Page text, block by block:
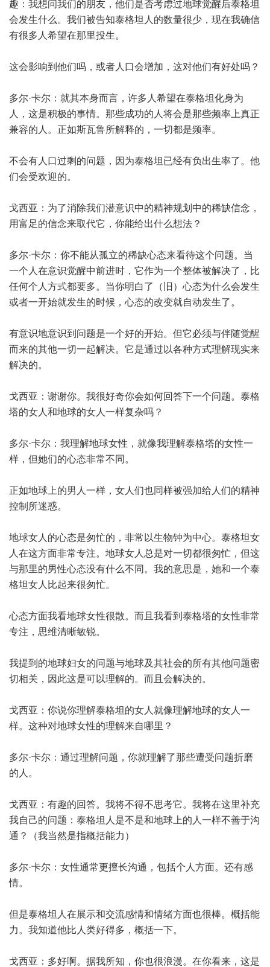
趣：我想问我们的朋友，他们是否考虑过地球觉醒后泰格坦
会发生什么。我们被告知泰格坦人的数量很少，现在我确信
有很多人希望在那里投生。
这会影响到他们吗，或者人口会增加，这对他们有好处吗？
多尔·卡尔：就其本身而言，许多人希望在泰格坦化身为
人，这是积极的事情。那些成功的人将会是那些频率上真正
兼容的人。正如斯瓦鲁所解释的，一切都是频率。
不会有人口过剩的问题，因为泰格坦已经有负出生率了。他
们会受欢迎的。
戈西亚：为了消除我们潜意识中的精神规划中的稀缺信念，
用富足的信念来取代它，你能给出什么想法？
多尔·卡尔：你不能从孤立的稀缺心态来看待这个问题。当
一个人在意识觉醒中前进时，它作为一个整体被解决了，比
任何个人方式都要多。当你明白了（旧）心态为什么会发生
或者一开始就发生的时候，心态的改变就自动发生了。
有意识地意识到问题是一个好的开始。但它必须与伴随觉醒
而来的其他一切一起解决。它是通过以各种方式理解现实来
解决的。
戈西亚：谢谢你。我很好奇你会如何回答下一个问题。泰格
塔的女人和地球的女人一样复杂吗？
多尔·卡尔：我理解地球女性，就像我理解泰格塔的女性一
样，但她们的心态非常不同。
正如地球上的男人一样，女人们也同样被强加给人们的精神
控制所迷惑。
地球女人的心态是匆忙的，非常以生物钟为中心。泰格坦女
人在这方面非常专注。地球女人总是对一切都很匆忙，但这
与那里的男性心态没有什么不同。我的意思是，她和一个泰
格坦女人比起来很匆忙。
心态方面我看地球女性很散。而且我看到泰格塔的女性非常
专注，思维清晰敏锐。
我提到的地球妇女的问题与地球及其社会的所有其他问题密
切相关，因此这是可以理解的。而且会解决的。
戈西亚：你说你理解泰格坦的女人就像理解地球的女人一
样。这种对地球女性的理解来自哪里？
多尔·卡尔：通过理解问题，你就理解了那些遭受问题折磨
的人。
戈西亚：有趣的回答。我将不得不思考它。我将在这里补充
我自己的问题：泰格坦人是不是和地球上的人一样不善于沟
通？（我当然是指概括能力）
多尔·卡尔：女性通常更擅长沟通，包括个人方面。还有感
情。
但是泰格坦人在展示和交流感情和情绪方面也很棒。概括能
力。我知道他比人类好得多，概括一下。
戈西亚：多好啊。据我所知，你也很浪漫。在你看来，这是